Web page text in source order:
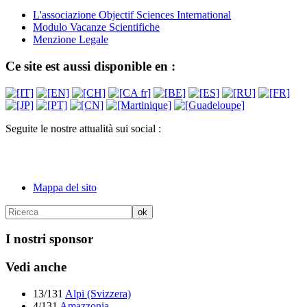
L'associazione Objectif Sciences International
Modulo Vacanze Scientifiche
Menzione Legale
Ce site est aussi disponible en :
Seguite le nostre attualità sui social :
Mappa del sito
I nostri sponsor
Vedi anche
13/131 Alpi (Svizzera)